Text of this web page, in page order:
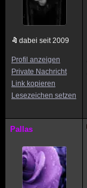
dabei seit 2009
Profil anzeigen
Private Nachricht
Link kopieren
Lesezeichen setzen
Pallas